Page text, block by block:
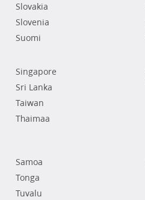
Slovakia
Slovenia
Suomi
Singapore
Sri Lanka
Taiwan
Thaimaa
Samoa
Tonga
Tuvalu